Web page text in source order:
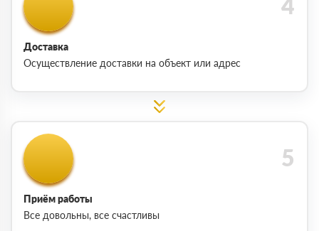
Доставка
Осуществление доставки на объект или адрес
Приём работы
Все довольны, все счастливы